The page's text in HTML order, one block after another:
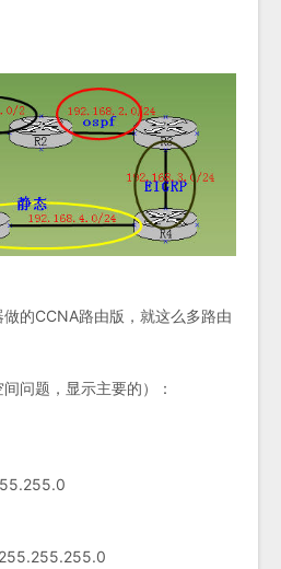
的CCNA路由版，就这么多路由
问题，显示主要的）：